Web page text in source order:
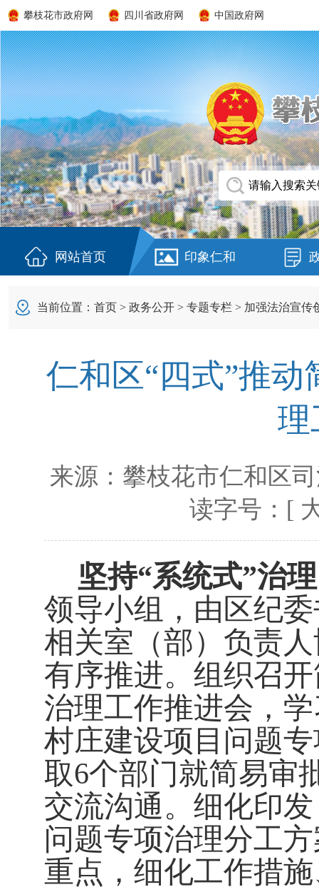
攀枝花市政府网 四川省政府网 中国政府网
网站首页 印象仁和
当前位置： 首页 > 政务公开 > 专题专栏 > 加强法治宣传
仁和区“四式”推
理
来源： 攀枝花市仁和区
读字号：[
坚持“系统式”治理
领导小组，由区纪
相关室（部）负责
有序推进。 组织召
治理工作推进会，
村庄建设项目问题
取6个部门就简易审
交流沟通。 细化印发
问题专项治理分工
重点，细化工作措